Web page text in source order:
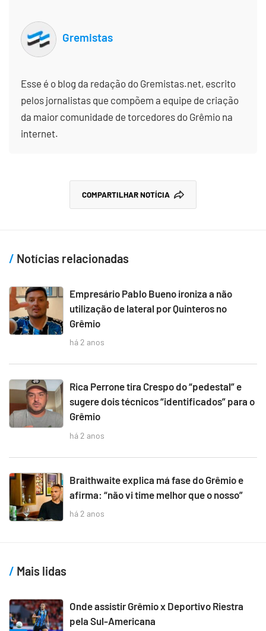
Gremistas
Esse é o blog da redação do Gremistas.net, escrito
pelos jornalistas que compõem a equipe de criação
da maior comunidade de torcedores do Grêmio na
internet.
COMPARTILHAR NOTÍCIA
Notícias relacionadas
Empresário Pablo Bueno ironiza a não
utilização de lateral por Quinteros no
Grêmio
há 2 anos
Rica Perrone tira Crespo do “pedestal” e
sugere dois técnicos “identificados” para o
Grêmio
há 2 anos
Braithwaite explica má fase do Grêmio e
afirma: “não vi time melhor que o nosso”
há 2 anos
Mais lidas
Onde assistir Grêmio x Deportivo Riestra
pela Sul-Americana